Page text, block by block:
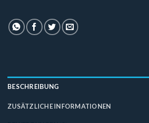
BESCHREIBUNG
ZUSÄTZLICHE INFORMATIONEN